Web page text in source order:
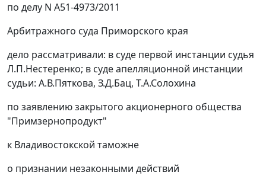
по делу N А51-4973/2011
Арбитражного суда Приморского края
дело рассматривали: в суде первой инстанции судья
Л.П.Нестеренко; в суде апелляционной инстанции
судьи: А.В.Пяткова, З.Д.Бац, Т.А.Солохина
по заявлению закрытого акционерного общества
"Примзернопродукт"
к Владивостокской таможне
о признании незаконными действий